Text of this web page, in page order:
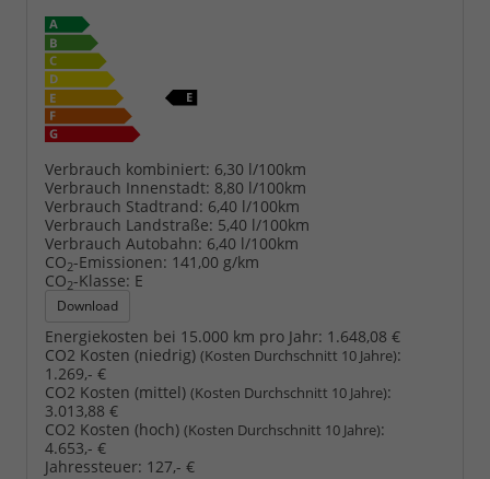
Verbrauch kombiniert: 6,30 l/100km
Verbrauch Innenstadt: 8,80 l/100km
Verbrauch Stadtrand: 6,40 l/100km
Verbrauch Landstraße: 5,40 l/100km
Verbrauch Autobahn: 6,40 l/100km
CO2-Emissionen: 141,00 g/km
CO2-Klasse: E
Download
Energiekosten bei 15.000 km pro Jahr: 1.648,08 €
CO2 Kosten (niedrig) (Kosten Durchschnitt 10 Jahre):
1.269,- €
CO2 Kosten (mittel) (Kosten Durchschnitt 10 Jahre):
3.013,88 €
CO2 Kosten (hoch) (Kosten Durchschnitt 10 Jahre):
4.653,- €
Jahressteuer: 127,- €